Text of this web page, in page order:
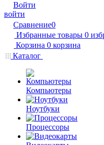
Войти
войти
Сравнение0
Избранные товары 0
Корзина 0 корзина
Каталог
Компьютеры
Ноутбуки
Процессоры